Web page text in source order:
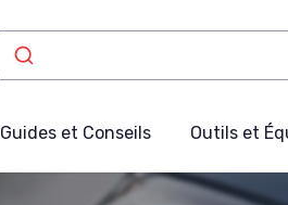
Guides et Conseils Outils et